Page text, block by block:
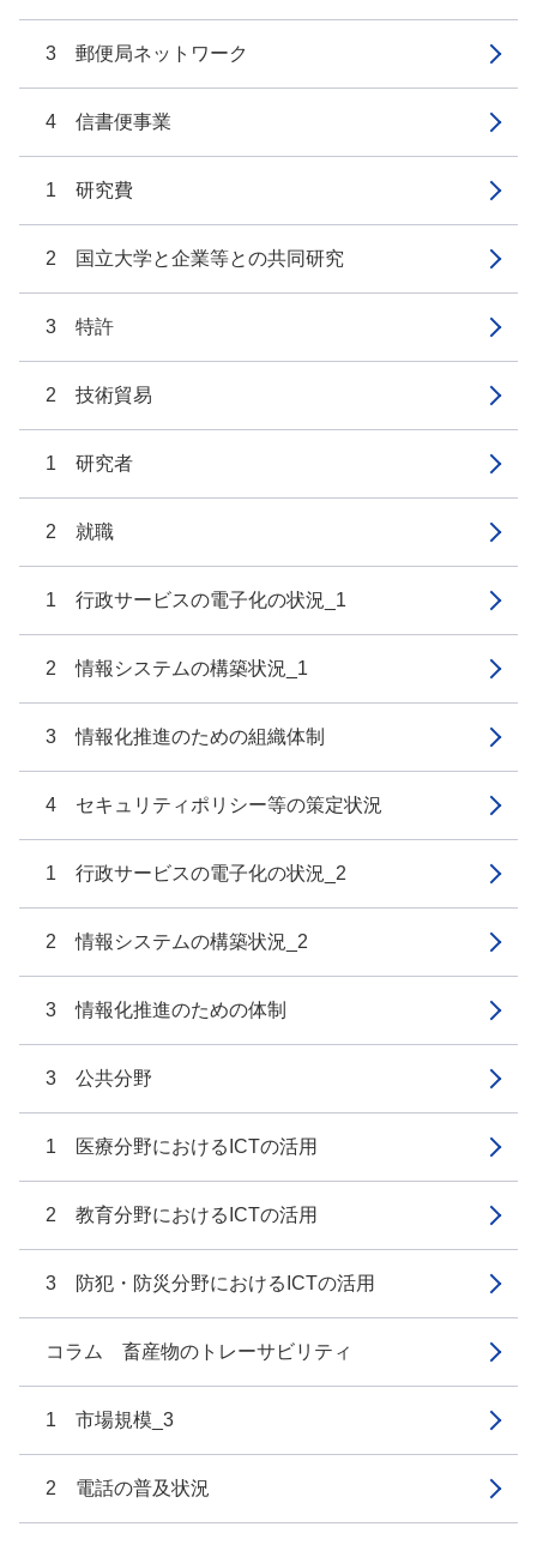
3 郵便局ネットワーク
4 信書便事業
1 研究費
2 国立大学と企業等との共同研究
3 特許
2 技術貿易
1 研究者
2 就職
1 行政サービスの電子化の状況_1
2 情報システムの構築状況_1
3 情報化推進のための組織体制
4 セキュリティポリシー等の策定状況
1 行政サービスの電子化の状況_2
2 情報システムの構築状況_2
3 情報化推進のための体制
3 公共分野
1 医療分野におけるICTの活用
2 教育分野におけるICTの活用
3 防犯・防災分野におけるICTの活用
コラム 畜産物のトレーサビリティ
1 市場規模_3
2 電話の普及状況